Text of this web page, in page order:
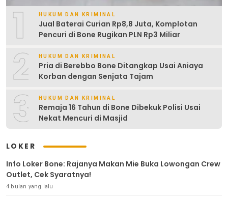
1 HUKUM DAN KRIMINAL
Jual Baterai Curian Rp8,8 Juta, Komplotan
Pencuri di Bone Rugikan PLN Rp3 Miliar
2 HUKUM DAN KRIMINAL
Pria di Berebbo Bone Ditangkap Usai Aniaya
Korban dengan Senjata Tajam
3 HUKUM DAN KRIMINAL
Remaja 16 Tahun di Bone Dibekuk Polisi Usai
Nekat Mencuri di Masjid
LOKER
Info Loker Bone: Rajanya Makan Mie Buka Lowongan Crew
Outlet, Cek Syaratnya!
4 bulan yang lalu